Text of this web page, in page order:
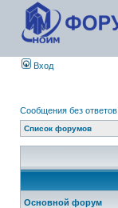
Вход
Сообщения без ответов
Список форумов
Основной форум